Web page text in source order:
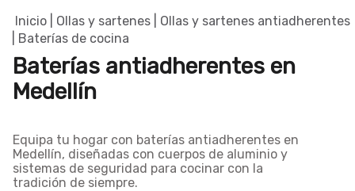
Ollas y sartenes
Ollas y sartenes antiadherentes
Baterías de cocina
Baterías antiadherentes en
Medellín
Equipa tu hogar con baterías antiadherentes en
Medellín, diseñadas con cuerpos de aluminio y
sistemas de seguridad para cocinar con la
tradición de siempre.
.
batería
.
ventilador
.
sartenes
.
ollas
.
freidora